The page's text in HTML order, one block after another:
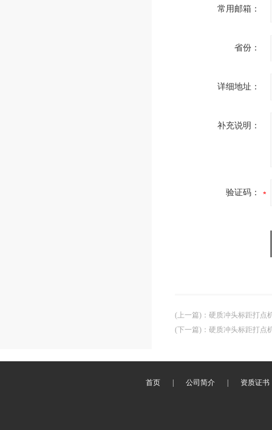
常用邮箱：
省份：
详细地址：
补充说明：
验证码：
(上一篇) ： 硬质冲头标距打点
(下一篇) ： 硬质冲头标距打点
首页 公司简介 资质证书